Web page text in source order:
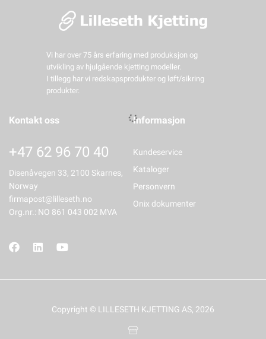
Vi har over 75 års erfaring med produksjon og
utvikling av hjulgående kjetting modeller.
I tillegg har vi redskapsprodukter og løft/sikring
produkter.
Kontakt oss
+47 62 96 70 40
Disenåvegen 33, 2100 Skarnes,
Norway
firmapost@lilleseth.no
Org.nr.: NO 861 043 002 MVA
Informasjon
Kundeservice
Kataloger
Personvern
Onix dokumenter
Copyright © LILLESETH KJETTING AS, 2026